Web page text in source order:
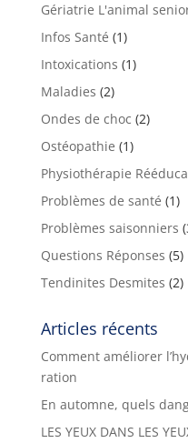
Gériatrie L'animal
Infos Santé (1)
Intoxications (1)
Maladies (2)
Ondes de choc (2)
Ostéopathie (1)
Physiothérapie
Problèmes de santé (1)
Problèmes saisonniers
Questions Réponses (5)
Tendinites Desmites (2)
Articles récents
Comment améliorer
ration
En automne, quels
LES YEUX DANS LES